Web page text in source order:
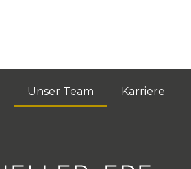
Unser Team Karriere